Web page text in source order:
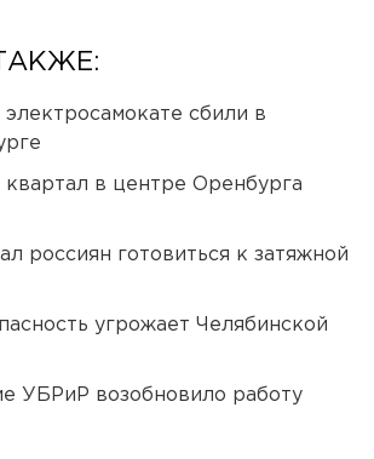
электросамокате сбили в
в центре Оренбурга
россиян готовиться к затяжной
угрожает Челябинской
УБРиР возобновило работу